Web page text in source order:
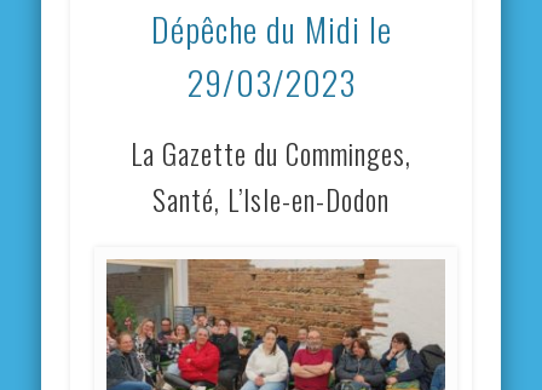
Dépêche du Midi le
29/03/2023
La Gazette du Comminges,
Santé, L’Isle-en-Dodon